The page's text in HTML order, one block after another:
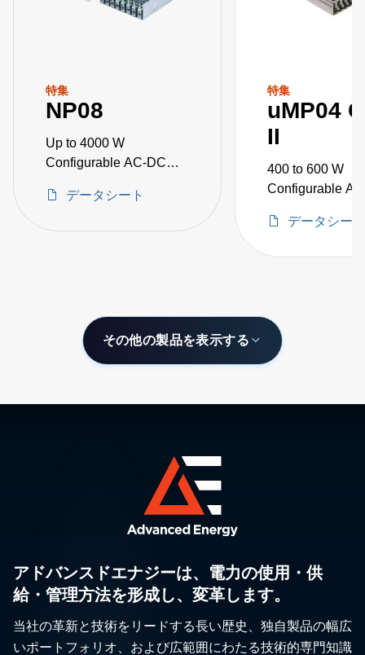
特集
NP08
Up to 4000 W
Configurable AC-DC
データシート
特集
uMP04
II
400 to 600 W
Configurable
データシート
その他の製品を表示する
アドバンスドエナジーは、電力の使用・供
給・管理方法を形成し、変革します。
当社の革新と技術をリードする長い歴史、独自製品の幅広
いポートフォリオ、および広範囲にわたる技術的専門知識